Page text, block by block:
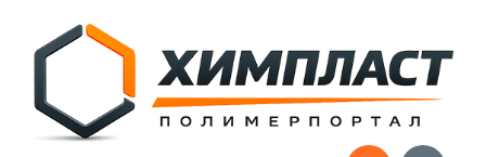
content